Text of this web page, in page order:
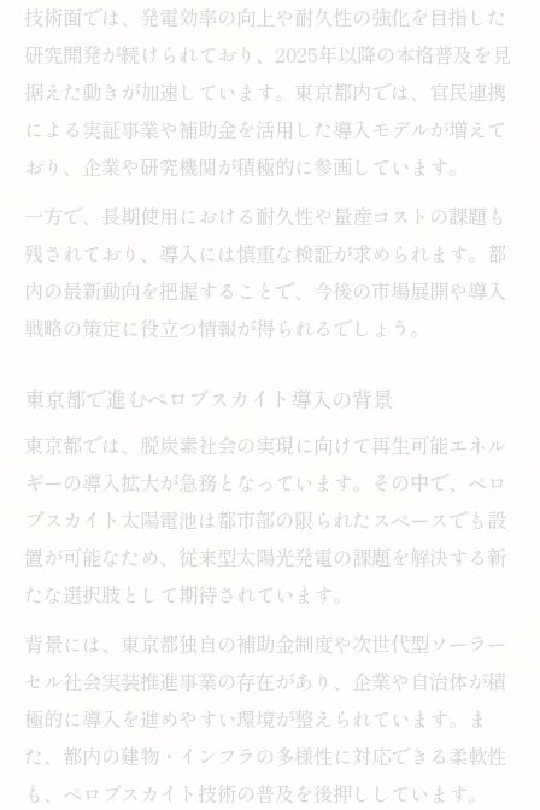
東京都に最適なペロブスカイトの強み解説
ペロブスカイト太陽電池の性能と耐久性
ペロブスカイト導入が期待される理由を分
析
東京都で導入する際のペロブスカイトの実
力
軽量性や高効率の秘密を東京都事例で探る
ペロブスカイトの軽量性が生む東京都のメ
リット
高効率ペロブスカイト採用事例を東京都で
東京都で進む軽量型ペロブスカイトの実証
実験
ペロブスカイト高効率化の最新東京都事例
ペロブスカイトの性能が東京都で評価され
次世代型ソーラーセル社会実装と東京都の挑戦
東京都が推進する次世代型ソーラーセル事
業
次世代型ソーラーセル社会実装推進の動向
技術面では、発電効率の向上や耐久性の強化を目指した
研究開発が続けられており、2025年以降の本格普及を見
据えた動きが加速しています。東京都内では、官民連携
による実証事業や補助金を活用した導入モデルが増えて
おり、企業や研究機関が積極的に参画しています。
一方で、長期使用における耐久性や量産コストの課題も
残されており、導入には慎重な検証が求められます。都
内の最新動向を把握することで、今後の市場展開や導入
戦略の策定に役立つ情報が得られるでしょう。
東京都で進むペロブスカイト導入の背景
東京都では、脱炭素社会の実現に向けて再生可能エネル
ギーの導入拡大が急務となっています。その中で、ペロ
ブスカイト太陽電池は都市部の限られたスペースでも設
置が可能なため、従来型太陽光発電の課題を解決する新
たな選択肢として期待されています。
背景には、東京都独自の補助金制度や次世代型ソーラー
セル社会実装推進事業の存在があり、企業や自治体が積
極的に導入を進めやすい環境が整えられています。ま
た、都内の建物・インフラの多様性に対応できる柔軟性
も、ペロブスカイト技術の普及を後押ししています。